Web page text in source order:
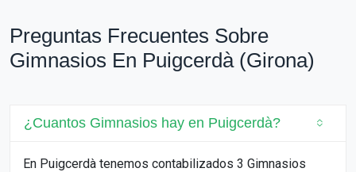
Preguntas Frecuentes Sobre
Gimnasios En Puigcerdà (Girona)
¿Cuantos Gimnasios hay en Puigcerdà?
En Puigcerdà tenemos contabilizados 3 Gimnasios